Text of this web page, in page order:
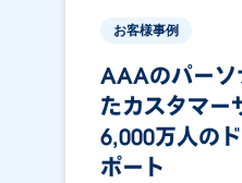
お客様事例
AAAのパーソ
たカスタマー
6,000万人の
ポート